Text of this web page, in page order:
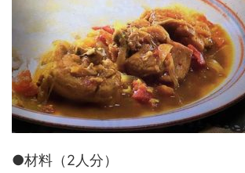
●材料（2人分）